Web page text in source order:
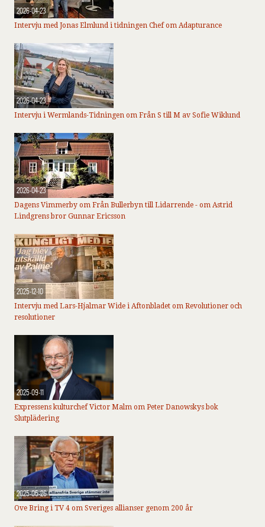
2026-04-23
Intervju med Jonas Elmlund i tidningen Chef om Adapturance
2026-04-23
Intervju i Wermlands-Tidningen om Från S till M av Sofie Wiklund
2026-04-23
Dagens Vimmerby om Från Bullerbyn till Lidarrende - om Astrid
Lindgrens bror Gunnar Ericsson
2025-12-10
Intervju med Lars-Hjalmar Wide i Aftonbladet om Revolutioner och
resolutioner
2025-09-11
Expressens kulturchef Victor Malm om Peter Danowskys bok
Slutplädering
2025-05-26
Ove Bring i TV 4 om Sveriges allianser genom 200 år